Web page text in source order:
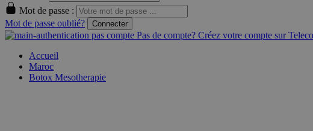
Mot de passe :
Mot de passe oublié?
Connecter
Pas de compte? Créez votre compte sur
Accueil
Maroc
Botox Mesotherapie